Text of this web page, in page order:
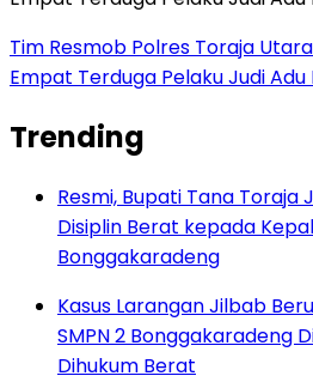
Tim Resmob Polres Toraja
Empat Terduga Pelaku Judi Adu
Trending
Resmi, Bupati Tana Toraja
Disiplin Berat kepada
Bonggakaradeng
Kasus Larangan Jilbab
SMPN 2 Bonggakaradeng
Dihukum Berat